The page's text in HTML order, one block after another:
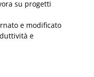
su progetti
e modificato
e